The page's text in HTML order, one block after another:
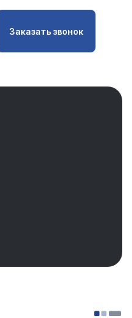
Заказать звонок